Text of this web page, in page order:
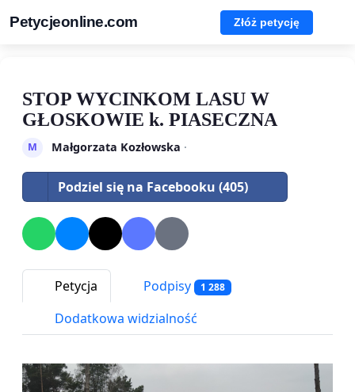
Petycjeonline.com Złóż petycję
STOP WYCINKOM LASU W
GŁOSKOWIE k. PIASECZNA
M Małgorzata Kozłowska ·
Podziel się na Facebooku (405)
Petycja Podpisy 1 288
Dodatkowa widzialność